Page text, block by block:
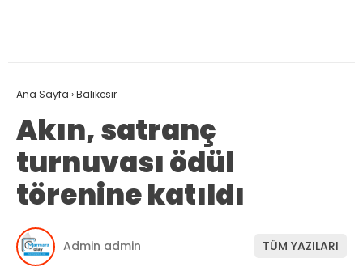
Ana Sayfa ›Balıkesir
Akın, satranç
turnuvası ödül
törenine katıldı
Admin admin TÜM YAZILARI